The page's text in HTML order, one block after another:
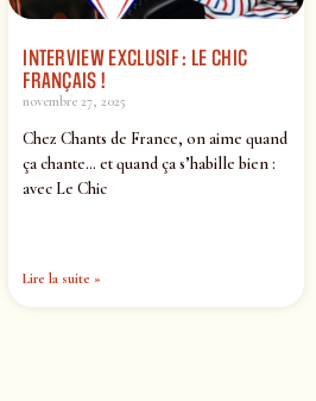
INTERVIEW EXCLUSIF : LE CHIC
FRANÇAIS !
novembre 27, 2025
Chez Chants de France, on aime quand
ça chante… et quand ça s’habille bien :
avec Le Chic
Lire la suite »